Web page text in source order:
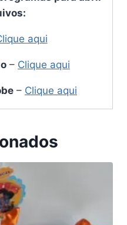
aqui
– Clique aqui
– Clique aqui